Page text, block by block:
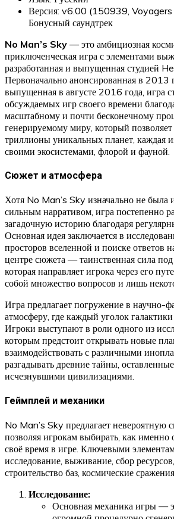
Версия: v6.00 (150939,
Бонусный саундтрек
No Man’s Sky — это амбициозная
приключенческая игра с элементами
разработанная и выпущенная студией
Первоначально анонсированная в 2013
выпущенная в августе 2016 года, игра
обсуждаемых игр своего времени
масштабному и почти бесконечному
генерируемому миру, который
триллионы уникальных планет, каждая
своими экосистемами, флорой и фауной.
Сюжет и атмосфера
Хотя No Man’s Sky изначально не была
сильным нарративом, игра постепенно
загадочную историю благодаря
Основная идея заключается в
просторов вселенной и поиске ответов
центре сюжета — таинственная сила под
которая направляет игрока через его
собой множество вопросов и лишь
Игра предлагает погружение в научно-
атмосферу, где каждый уголок
Игроки выступают в роли одного из
которым предстоит открывать новые
взаимодействовать с различными
разгадывать древние тайны,
исчезнувшими цивилизациями.
Геймплей и механики
No Man’s Sky предлагает невероятную
позволяя игрокам выбирать, как именно
своё время в игре. Ключевыми
исследование, выживание, сбор
строительство баз, космические
Исследование:
Основная механика игры —